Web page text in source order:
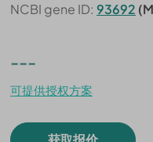
NCBI gene ID: 93692
---
可提供授权方案